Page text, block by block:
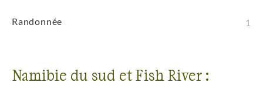
Randonnée 1
Namibie du sud et Fish River :